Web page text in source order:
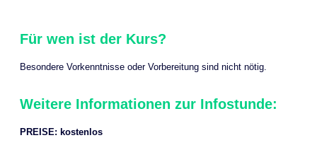
Für wen ist der Kurs?
Besondere Vorkenntnisse oder Vorbereitung sind nicht nötig.
Weitere Informationen zur Infostunde:
PREISE: kostenlos